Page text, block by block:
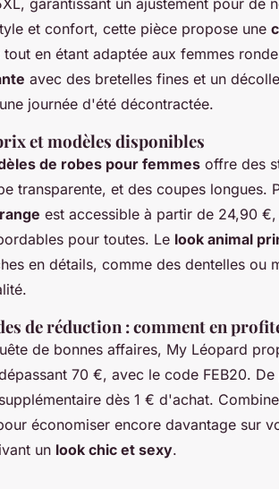
garantissant un ajustement pour de
et confort, cette pièce propose une
en étant adaptée aux femmes
avec des bretelles fines et un
journée d'été décontractée.
et modèles disponibles
de robes pour femmes offre des
transparente, et des coupes longues.
est accessible à partir de 24,90
pour toutes. Le look animal
en détails, comme des dentelles ou
de réduction : comment en
de bonnes affaires, My Léopard
70 €, avec le code FEB20.
dès 1 € d'achat.
économiser encore davantage sur
un look chic et sexy.